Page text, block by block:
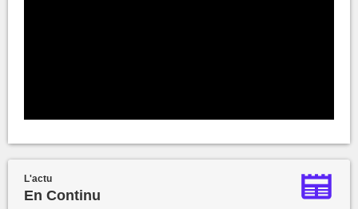
L'actu
En Continu